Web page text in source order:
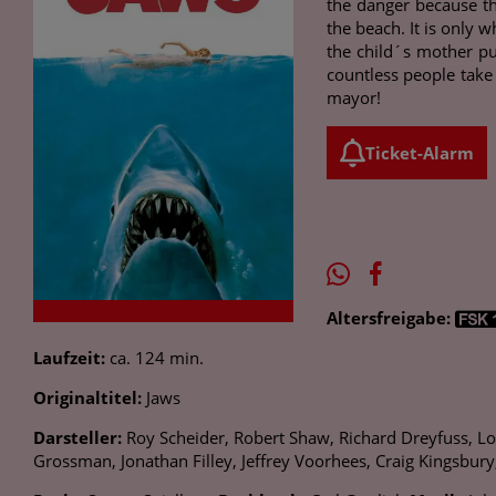
the danger because
the beach. It is only
the child´s mother
countless people
mayor!
Ticket-Alarm
Altersfreigabe:
Laufzeit: ca. 124 min.
Originaltitel: Jaws
Darsteller: Roy Scheider, Robert Shaw, Richard Dreyfuss,
Grossman, Jonathan Filley, Jeffrey Voorhees, Craig